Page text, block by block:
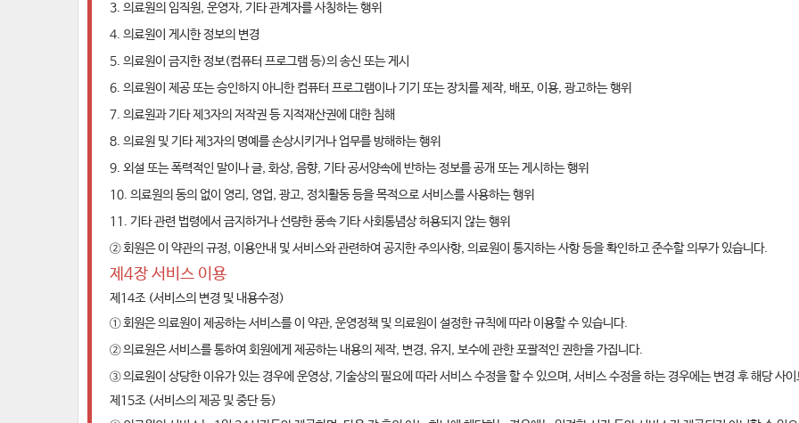
3. 의료원의 임직원, 운영자, 기타 관계자를 사칭하는 행위
4. 의료원이 게시한 정보의 변경
5. 의료원이 금지한 정보(컴퓨터 프로그램 등)의 송신 또는 게시
6. 의료원이 제공 또는 승인하지 아니한 컴퓨터 프로그램이나 기기 또는 장치를 제작, 배포, 이용, 광고하는 행위
7. 의료원과 기타 제3자의 저작권 등 지적재산권에 대한 침해
8. 의료원 및 기타 제3자의 명예를 손상시키거나 업무를 방해하는 행위
9. 외설 또는 폭력적인 말이나 글, 화상, 음향, 기타 공서양속에 반하는 정보를 공개 또는 게시하는 행위
10. 의료원의 동의 없이 영리, 영업, 광고, 정치활동 등을 목적으로 서비스를 사용하는 행위
11. 기타 관련 법령에서 금지하거나 선량한 풍속 기타 사회통념상 허용되지 않는 행위
② 회원은 이 약관의 규정, 이용안내 및 서비스와 관련하여 공지한 주의사항, 의료원이 통지하는 사항 등을 확인하고 준수할 의무가 있습니다.
제4장 서비스 이용
제14조 (서비스의 변경 및 내용수정)
① 회원은 의료원이 제공하는 서비스를 이 약관, 운영정책 및 의료원이 설정한 규칙에 따라 이용할 수 있습니다.
② 의료원은 서비스를 통하여 회원에게 제공하는 내용의 제작, 변경, 유지, 보수에 관한 포괄적인 권한을 가집니다.
③ 의료원이 상당한 이유가 있는 경우에 운영상, 기술상의 필요에 따라 서비스 수정을 할 수 있으며, 서비스 수정을 하는 경우에는 변경 후 해당 사
제15조 (서비스의 제공 및 중단 등)